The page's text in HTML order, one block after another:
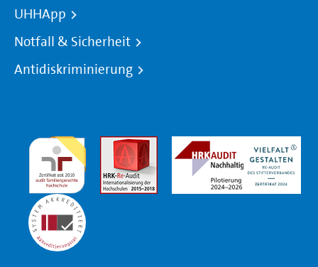
UHHApp
Notfall & Sicherheit
Antidiskriminierung